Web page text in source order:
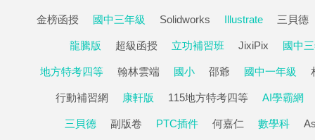
金榜函授 國中三年級 Solidworks Illustrate 三貝德
龍騰版 超級函授 立功補習班 JixiPix 國中
地方特考四等 翰林雲端 國小 邵爺 國中一年級
行動補習網 康軒版 115地方特考四等 AI學霸網
三貝德 副版卷 PTC插件 何嘉仁 數學科